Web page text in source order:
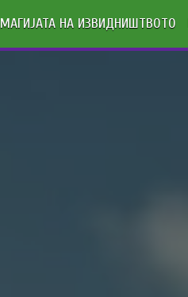
МАГИЈАТА НА ИЗВИДНИШТВОТО